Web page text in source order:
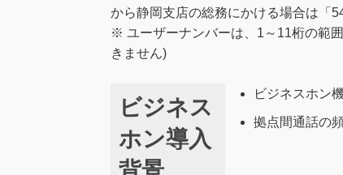
から静岡支店の総務にかける場合は「
※ ユーザーナンバーは、1～11桁の範
きません)
ビジネス
ホン導入
ビジネスホン
拠点間通話の